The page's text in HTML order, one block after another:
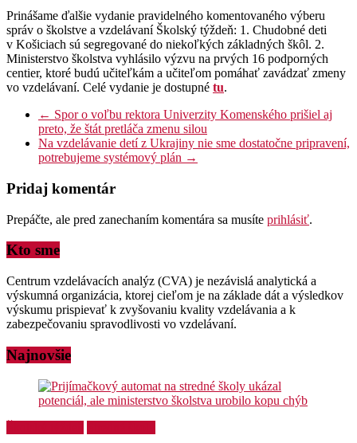
Prinášame ďalšie vydanie pravidelného komentovaného výberu
správ o školstve a vzdelávaní Školský týždeň: 1. Chudobné deti
v Košiciach sú segregované do niekoľkých základných škôl. 2.
Ministerstvo školstva vyhlásilo výzvu na prvých 16 podporných
centier, ktoré budú učiteľkám a učiteľom pomáhať zavádzať zmeny
vo vzdelávaní. Celé vydanie je dostupné tu.
← Spor o voľbu rektora Univerzity Komenského prišiel aj
preto, že štát pretláča zmenu silou
Na vzdelávanie detí z Ukrajiny nie sme dostatočne pripravení,
potrebujeme systémový plán →
Pridaj komentár
Prepáčte, ale pred zanechaním komentára sa musíte prihlásiť.
Kto sme
Centrum vzdelávacích analýz (CVA) je nezávislá analytická a
výskumná organizácia, ktorej cieľom je na základe dát a výsledkov
výskumu prispievať k zvyšovaniu kvality vzdelávania a k
zabezpečovaniu spravodlivosti vo vzdelávaní.
Najnovšie